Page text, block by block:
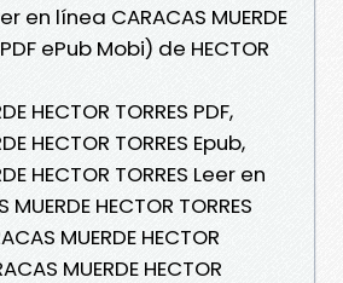
en línea CARACAS MUERDE
ePub Mobi) de HECTOR
HECTOR TORRES PDF,
HECTOR TORRES Epub,
HECTOR TORRES Leer en
HECTOR TORRES
MUERDE HECTOR
MUERDE HECTOR